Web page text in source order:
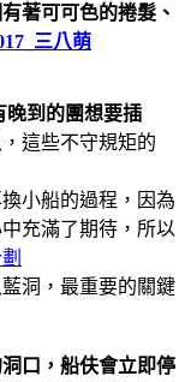
著可可色的捲髮、
晚到的團想要插
這些不守規矩的
小船的過程，因為
充滿了期待，所以
洞，最重要的關鍵
口，船伕會立即停